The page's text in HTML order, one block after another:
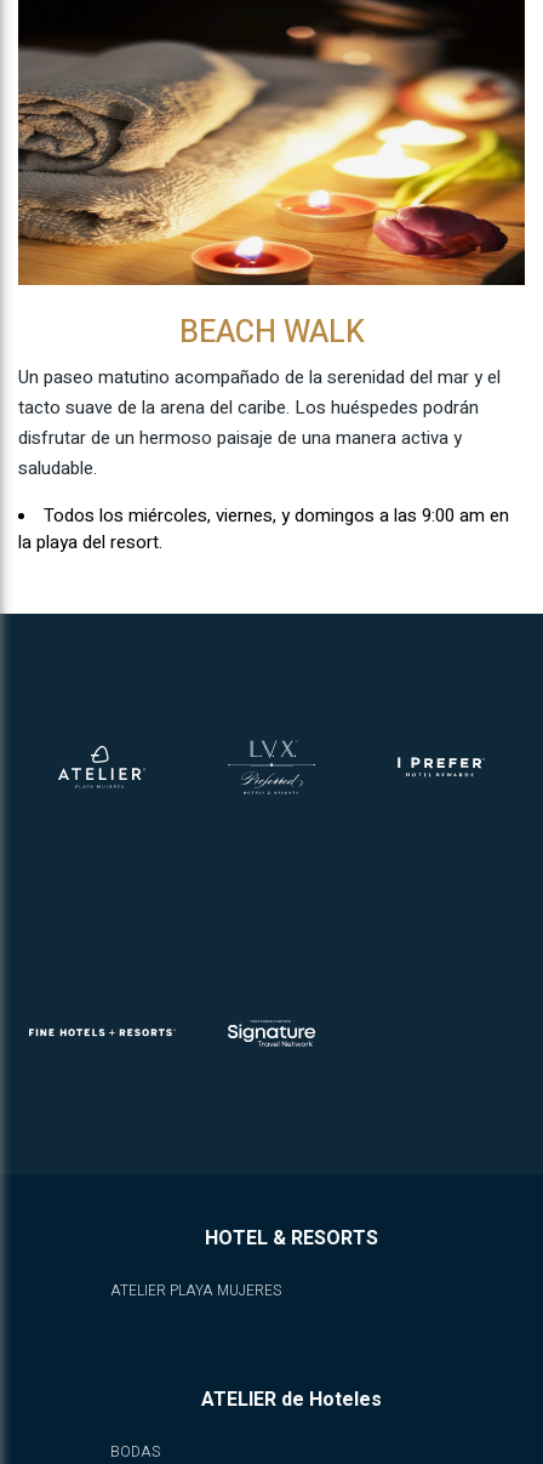
BEACH WALK
Un paseo matutino acompañado de la serenidad del mar y el
tacto suave de la arena del caribe. Los huéspedes podrán
disfrutar de un hermoso paisaje de una manera activa y
saludable.
Todos los miércoles, viernes, y domingos a las 9:00 am en
la playa del resort.
HOTEL & RESORTS
ATELIER PLAYA MUJERES
ATELIER de Hoteles
BODAS